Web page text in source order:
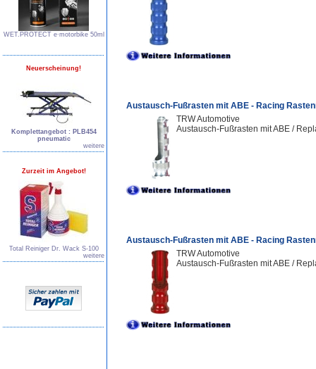
WET.PROTECT e∙motorbike 50ml
Neuerscheinung!
Komplettangebot : PLB454
pneumatic
weitere
Zurzeit im Angebot!
Total Reiniger Dr. Wack S-100
weitere
Austausch-Fußrasten mit ABE - Racing
TRW Automotive
Austausch-Fußrasten mit ABE /
Austausch-Fußrasten mit ABE - Racing
TRW Automotive
Austausch-Fußrasten mit ABE /